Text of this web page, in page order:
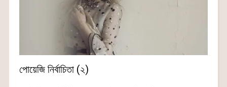
পোয়েজি নির্বাচিতা (২)